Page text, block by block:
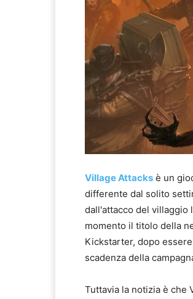
Village Attacks è un
differente dal solito
dall'attacco del villaggio
momento il titolo della
Kickstarter, dopo
scadenza della
Tuttavia la notizia è che